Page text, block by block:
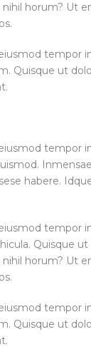
horum? Ut
tempor
Quisque ut
tempor
habere.
tempor
Quisque ut
horum? Ut
tempor
Quisque ut